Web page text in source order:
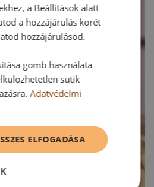
a Beállítások alatt
a hozzájárulás körét
hozzájárulásod.
gomb használata
sütik
Adatvédelmi
ELFOGADÁSA